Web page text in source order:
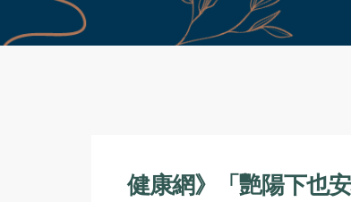
健康網》「艷陽下也